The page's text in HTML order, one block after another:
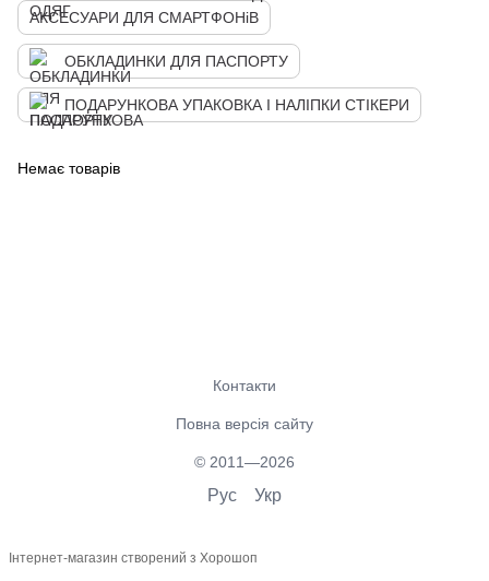
АКСЕСУАРИ ДЛЯ СМАРТФОНіВ
ОБКЛАДИНКИ ДЛЯ ПАСПОРТУ
ПОДАРУНКОВА УПАКОВКА І НАЛІПКИ СТІКЕРИ
Немає товарів
Контакти
Повна версія сайту
© 2011—2026
Рус Укр
Інтернет-магазин створений з Хорошоп